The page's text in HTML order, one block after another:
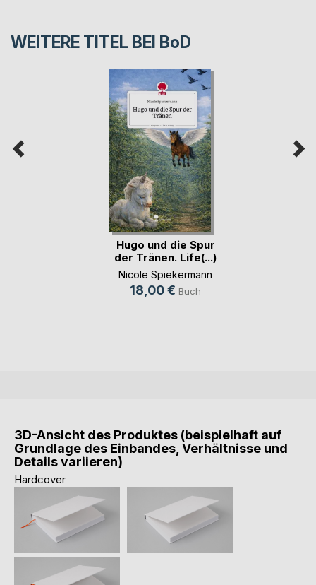
WEITERE TITEL BEI BoD
Hugo und die Spur
der Tränen. Life(...)
Nicole Spiekermann
18,00 € Buch
3D-Ansicht des Produktes (beispielhaft auf
Grundlage des Einbandes, Verhältnisse und
Details variieren)
Hardcover